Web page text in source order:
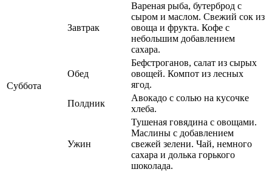
Суббота
Завтрак
Вареная рыба, бутерброд с
сыром и маслом. Свежий сок из
овоща и фрукта. Кофе с
небольшим добавлением
сахара.
Обед
Бефстроганов, салат из сырых
овощей. Компот из лесных
ягод.
Полдник
Авокадо с солью на кусочке
хлеба.
Ужин
Тушеная говядина с овощами.
Маслины с добавлением
свежей зелени. Чай, немного
сахара и долька горького
шоколада.